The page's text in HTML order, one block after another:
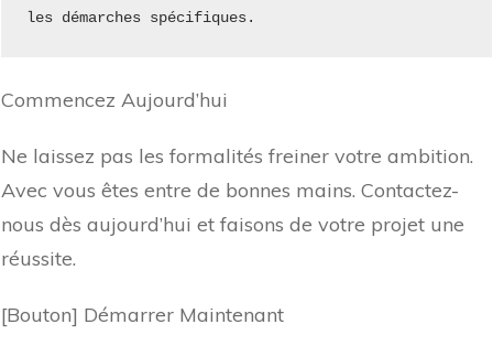
les démarches spécifiques.
Commencez Aujourd’hui
Ne laissez pas les formalités freiner votre ambition.
Avec vous êtes entre de bonnes mains. Contactez-
nous dès aujourd’hui et faisons de votre projet une
réussite.
[Bouton] Démarrer Maintenant